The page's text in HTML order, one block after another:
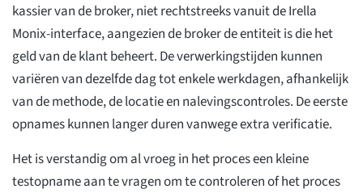
kassier van de broker, niet rechtstreeks vanuit de Irella
Monix-interface, aangezien de broker de entiteit is die het
geld van de klant beheert. De verwerkingstijden kunnen
variëren van dezelfde dag tot enkele werkdagen, afhankelijk
van de methode, de locatie en nalevingscontroles. De eerste
opnames kunnen langer duren vanwege extra verificatie.
Het is verstandig om al vroeg in het proces een kleine
testopname aan te vragen om te controleren of het proces